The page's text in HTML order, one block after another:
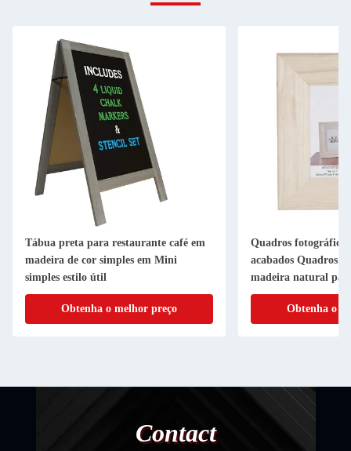
Tábua preta para restaurante café em
madeira de cor simples em Mini
simples estilo útil
Obtenha o melhor preço
Quadros
acabados Quadros
madeira natural
residencial
Obtenha o
Contact